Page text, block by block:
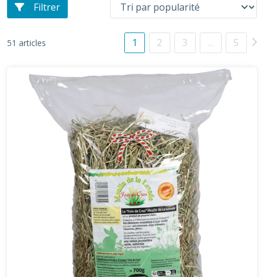
Filtrer
51 articles 1 2 3 … 5